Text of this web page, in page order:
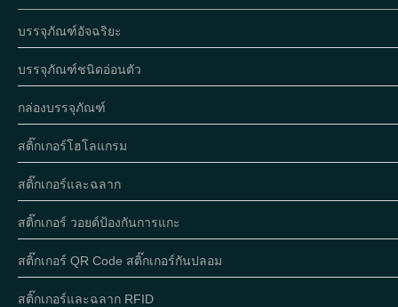
บรรจุภัณฑ์อัจฉริยะ
บรรจุภัณฑ์ชนิดอ่อนตัว
กล่องบรรจุภัณฑ์
สติ๊กเกอร์โฮโลแกรม
สติ๊กเกอร์และฉลาก
สติ๊กเกอร์ วอยด์ป้องกันการแกะ
สติ๊กเกอร์ QR Code สติ๊กเกอร์กันปลอม
สติ๊กเกอร์และฉลาก RFID